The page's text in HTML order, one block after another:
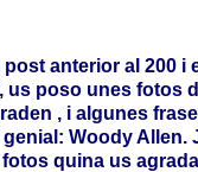
anterior al 200 i
us poso unes fotos
, i algunes
Woody Allen.
quina us